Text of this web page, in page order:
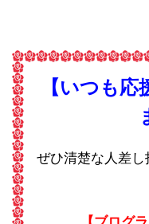
【いつも
ぜひ清楚な人差し